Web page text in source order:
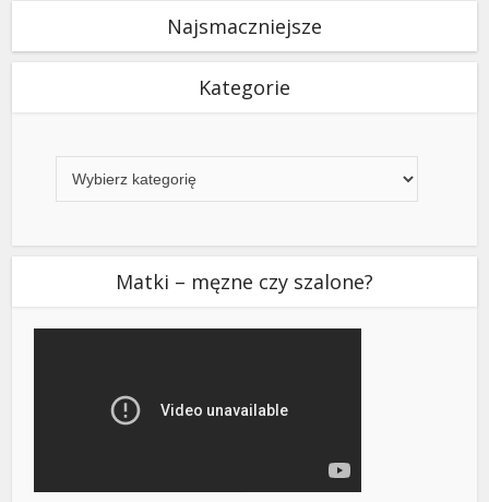
Najsmaczniejsze
Kategorie
Matki – męzne czy szalone?